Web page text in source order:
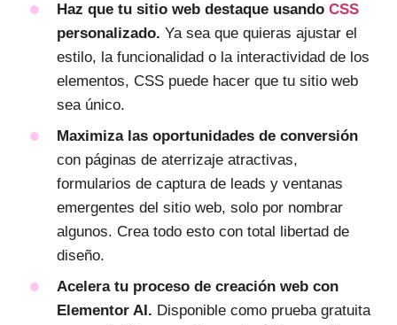
Haz que tu sitio web destaque usando CSS
personalizado. Ya sea que quieras ajustar el
estilo, la funcionalidad o la interactividad de los
elementos, CSS puede hacer que tu sitio web
sea único.
Maximiza las oportunidades de conversión
con páginas de aterrizaje atractivas,
formularios de captura de leads y ventanas
emergentes del sitio web, solo por nombrar
algunos. Crea todo esto con total libertad de
diseño.
Acelera tu proceso de creación web con
Elementor AI. Disponible como prueba gratuita